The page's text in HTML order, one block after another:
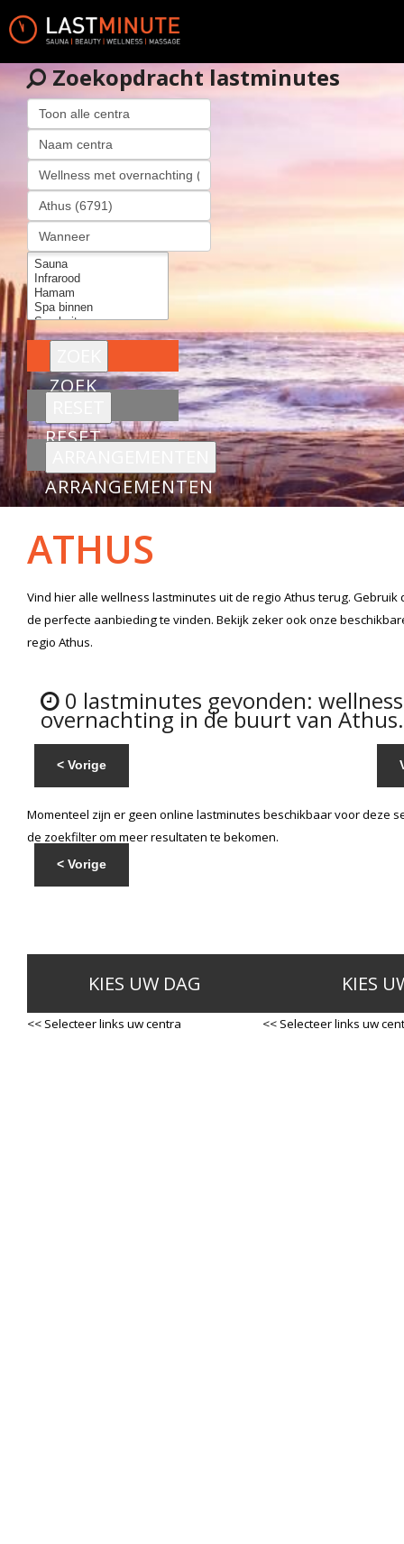
Zoekopdracht lastminutes
ZOEK
RESET
ARRANGEMENTEN
ATHUS
Vind hier alle wellness lastminutes uit de regio Athusterug. Gebruik
de perfecte aanbieding te vinden. Bekijk zeker ook onze
regio Athus.
0 lastminutes gevonden:
overnachting in de buurt van Athus.
< Vorige
Momenteel zijn er geen online lastminutes beschikbaar voor deze
de zoekfilter om meer resultaten te bekomen.
< Vorige
KIES UW DAG
<< Selecteer links uw centra
KIES
<< Selecteer links uw